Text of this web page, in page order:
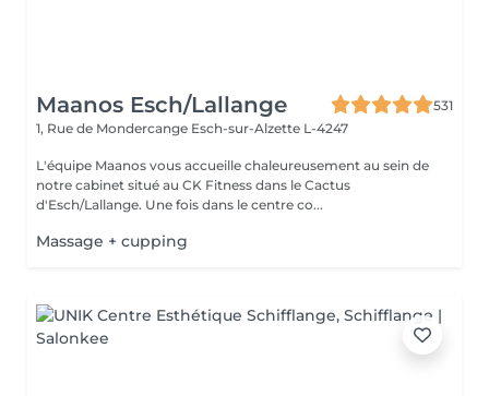
Maanos Esch/Lallange
531
1, Rue de Mondercange Esch-sur-Alzette L-4247
L'équipe Maanos vous accueille chaleureusement au sein de
notre cabinet situé au CK Fitness dans le Cactus
d'Esch/Lallange. Une fois dans le centre co...
Massage + cupping